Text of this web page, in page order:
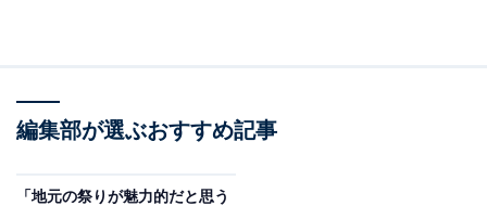
編集部が選ぶおすすめ記事
「地元の祭りが魅力的だと思う